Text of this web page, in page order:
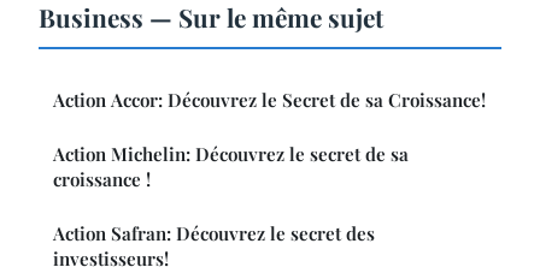
Business — Sur le même sujet
Action Accor: Découvrez le Secret de sa Croissance!
Action Michelin: Découvrez le secret de sa
croissance !
Action Safran: Découvrez le secret des
investisseurs!